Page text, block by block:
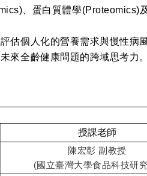
、蛋白質體學(Proteomics)
估個人化的營養需求與慢性病風
來全齡健康問題的跨域思考力。
授課老師
陳宏彰 副教授
(國立臺灣大學食品科技研